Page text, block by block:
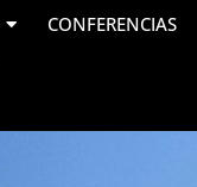
CONFERENCIAS